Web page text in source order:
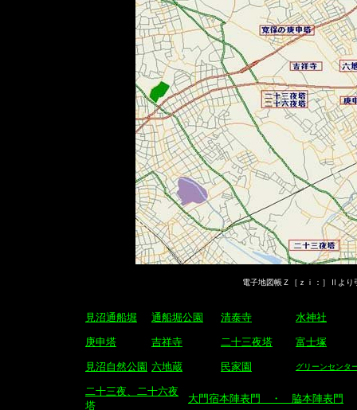
電子地図帳Ｚ［ｚｉ：］Ⅱよ
見沼通船堀 通船堀公園 清泰寺 水神社
庚申塔 吉祥寺 二十三夜塔 富士塚
見沼自然公園 六地蔵 民家園 グリーンセンタ
二十三夜、二十六夜
塔
大門宿本陣表門 ・ 脇本陣表門